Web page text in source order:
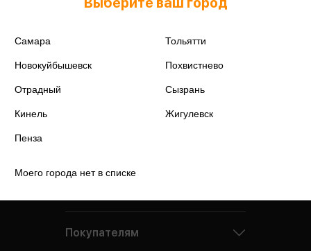
Самара Тольятти
Новокуйбышевск Похвистнево
Отрадный Сызрань
Кинель Жигулевск
Пенза
Моего города нет в списке
Покупателям